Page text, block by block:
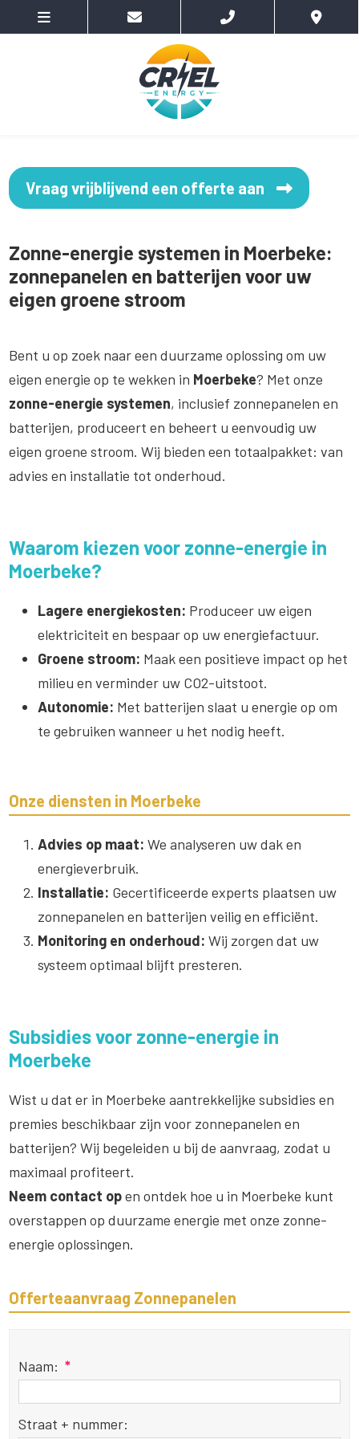
Vraag vrijblijvend een offerte aan
Zonne-energie systemen in Moerbeke:
zonnepanelen en batterijen voor uw
eigen groene stroom
Bent u op zoek naar een duurzame oplossing om uw
eigen energie op te wekken in Moerbeke? Met onze
zonne-energie systemen, inclusief zonnepanelen en
batterijen, produceert en beheert u eenvoudig uw
eigen groene stroom. Wij bieden een totaalpakket: van
advies en installatie tot onderhoud.
Waarom kiezen voor zonne-energie in
Moerbeke?
Lagere energiekosten: Produceer uw eigen
elektriciteit en bespaar op uw energiefactuur.
Groene stroom: Maak een positieve impact op het
milieu en verminder uw CO2-uitstoot.
Autonomie: Met batterijen slaat u energie op om
te gebruiken wanneer u het nodig heeft.
Onze diensten in Moerbeke
Advies op maat: We analyseren uw dak en
energieverbruik.
Installatie: Gecertificeerde experts plaatsen uw
zonnepanelen en batterijen veilig en efficiënt.
Monitoring en onderhoud: Wij zorgen dat uw
systeem optimaal blijft presteren.
Subsidies voor zonne-energie in
Moerbeke
Wist u dat er in Moerbeke aantrekkelijke subsidies en
premies beschikbaar zijn voor zonnepanelen en
batterijen? Wij begeleiden u bij de aanvraag, zodat u
maximaal profiteert.
Neem contact open ontdek hoe u in Moerbeke kunt
overstappen op duurzame energie met onze zonne-
energie oplossingen.
Offerteaanvraag Zonnepanelen
Naam: *
Straat + nummer: